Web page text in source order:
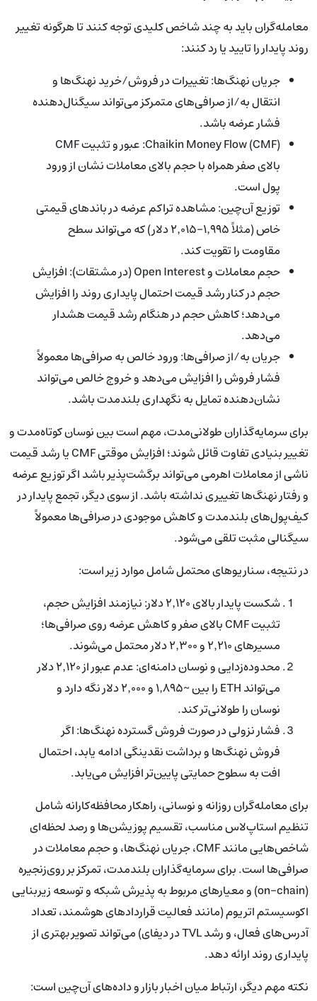
معامله‌گران باید به چند شاخص کلیدی توجه کنند تا هرگونه تغییر
روند پایدار را تایید یا رد کنند:
جریان نهنگ‌ها: تغییرات در فروش/خرید نهنگ‌ها و
انتقال به/از صرافی‌های متمرکز می‌تواند سیگنال‌دهنده
فشار عرضه باشد.
Chaikin Money Flow (CMF): عبور و تثبیت CMF
بالای صفر همراه با حجم بالای معاملات نشان از ورود
پول است.
توزیع آن‌چین: مشاهده تراکم عرضه در باندهای قیمتی
خاص (مثلاً ۱٬۹۹۵–۲٬۰۱۵ دلار) که می‌تواند سطح
مقاومت را تقویت کند.
حجم معاملات و Open Interest (در مشتقات): افزایش
حجم در کنار رشد قیمت احتمال پایداری روند را افزایش
می‌دهد؛ کاهش حجم در هنگام رشد قیمت هشدار
می‌دهد.
جریان به/از صرافی‌ها: ورود خالص به صرافی‌ها معمولاً
فشار فروش را افزایش می‌دهد و خروج خالص می‌تواند
نشان‌دهنده تمایل به نگهداری بلندمدت باشد.
برای سرمایه‌گذاران طولانی‌مدت، مهم است بین نوسان کوتاه‌مدت و
تغییر بنیادی تفاوت قائل شوند؛ افزایش موقتی CMF یا رشد قیمت
ناشی از معاملات اهرمی می‌تواند برگشت‌پذیر باشد اگر توزیع عرضه
و رفتار نهنگ‌ها تغییری نداشته باشد. از سوی دیگر، تجمع پایدار در
کیف‌پول‌های بلندمدت و کاهش موجودی در صرافی‌ها معمولاً
سیگنالی مثبت تلقی می‌شود.
در نتیجه، سناریوهای محتمل شامل موارد زیر است:
شکست پایدار بالای ۲٬۱۲۰ دلار: نیازمند افزایش حجم،
تثبیت CMF بالای صفر و کاهش عرضه روی صرافی‌ها؛
مسیرهای ۲٬۲۱۰ و ۲٬۳۰۰ دلار محتمل می‌شوند.
محدوده‌زدایی و نوسان دامنه‌ای: عدم عبور از ۲٬۱۲۰ دلار
می‌تواند ETH را بین ~۱٬۸۹۵ و ۲٬۰۰۰ دلار نگه دارد و
نوسان را طولانی‌تر کند.
فشار نزولی در صورت فروش گسترده نهنگ‌ها: اگر
فروش نهنگ‌ها و برداشت نقدینگی ادامه یابد، احتمال
افت به سطوح حمایتی پایین‌تر افزایش می‌یابد.
برای معامله‌گران روزانه و نوسانی، راهکار محافظه‌کارانه شامل
تنظیم استاپ‌لاس مناسب، تقسیم پوزیشن‌ها و رصد لحظه‌ای
شاخص‌هایی مانند CMF، جریان نهنگ‌ها، و حجم معاملات در
صرافی‌ها است. برای سرمایه‌گذاران بلندمدت، تمرکز بر روی‌زنجیره
(on-chain) و معیارهای مربوط به پذیرش شبکه و توسعه زیربنایی
اکوسیستم اتریوم (مانند فعالیت قراردادهای هوشمند، تعداد
آدرس‌های فعال، و رشد TVL در دیفای) می‌تواند تصویر بهتری از
پایداری روند ارائه دهد.
نکته مهم دیگر، ارتباط میان اخبار بازار و داده‌های آن‌چین است: